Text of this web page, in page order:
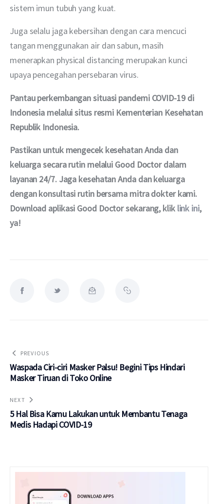
sistem imun tubuh yang kuat.
Juga selalu jaga kebersihan dengan cara mencuci
tangan menggunakan air dan sabun, masih
menerapkan physical distancing merupakan kunci
upaya pencegahan persebaran virus.
Pantau perkembangan situasi pandemi COVID-19 di
Indonesia melalui situs resmi Kementerian Kesehatan
Republik Indonesia.
Pastikan untuk mengecek kesehatan Anda dan
keluarga secara rutin melalui Good Doctor dalam
layanan 24/7. Jaga kesehatan Anda dan keluarga
dengan konsultasi rutin bersama mitra dokter kami.
Download aplikasi Good Doctor sekarang, klik link ini,
ya!
PREVIOUS
Waspada Ciri-ciri Masker Palsu! Begini Tips Hindari
Masker Tiruan di Toko Online
NEXT
5 Hal Bisa Kamu Lakukan untuk Membantu Tenaga
Medis Hadapi COVID-19